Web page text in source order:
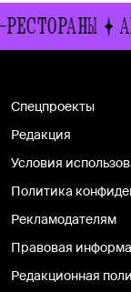
Спецпроекты
Редакция
Условия
Политика
Рекламодателям
Правовая
Редакционная